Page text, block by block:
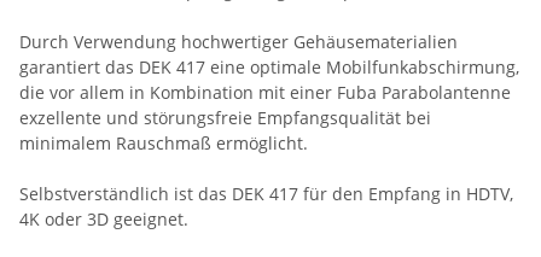
Durch Verwendung hochwertiger Gehäusematerialien
garantiert das DEK 417 eine optimale Mobilfunkabschirmung,
die vor allem in Kombination mit einer Fuba Parabolantenne
exzellente und störungsfreie Empfangsqualität bei
minimalem Rauschmaß ermöglicht.
Selbstverständlich ist das DEK 417 für den Empfang in HDTV,
4K oder 3D geeignet.